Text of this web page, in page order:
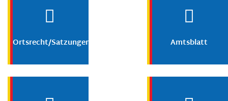
Ortsrecht/Satzungen Amtsblatt